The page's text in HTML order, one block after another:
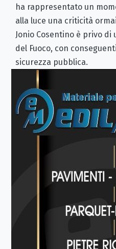
ha rappresentato un
alla luce una criticità
Jonio Cosentino è privo
del Fuoco, con
sicurezza pubblica.